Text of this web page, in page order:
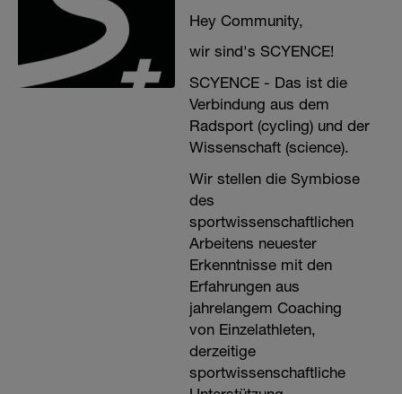
Hey Community,
wir sind's SCYENCE!
SCYENCE - Das ist die
Verbindung aus dem
Radsport (cycling) und der
Wissenschaft (science).
Wir stellen die Symbiose
des
sportwissenschaftlichen
Arbeitens neuester
Erkenntnisse mit den
Erfahrungen aus
jahrelangem Coaching
von Einzelathleten,
derzeitige
sportwissenschaftliche